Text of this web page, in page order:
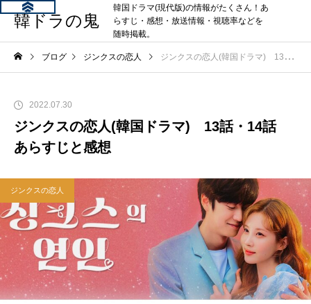
韓ドラの鬼
韓国ドラマ(現代版)の情報がたくさん！あ
らすじ・感想・放送情報・視聴率などを
随時掲載。
ブログ ジンクスの恋人 ジンクスの恋人(韓国ドラマ) 13話・14話 あらすじと感想
2022.07.30
ジンクスの恋人(韓国ドラマ) 13話・14話
あらすじと感想
ジンクスの恋人